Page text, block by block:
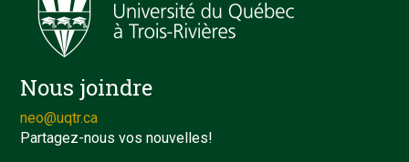
Nous joindre
neo@uqtr.ca
Partagez-nous vos nouvelles!